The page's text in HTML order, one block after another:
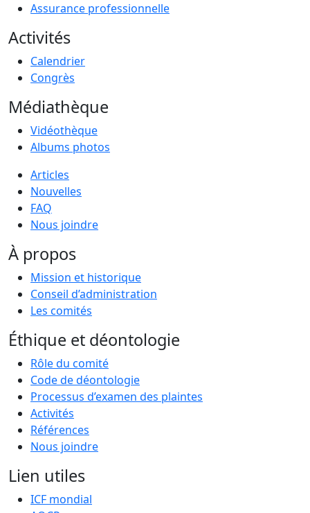
Assurance professionnelle
Activités
Calendrier
Congrès
Médiathèque
Vidéothèque
Albums photos
Articles
Nouvelles
FAQ
Nous joindre
À propos
Mission et historique
Conseil d’administration
Les comités
Éthique et déontologie
Rôle du comité
Code de déontologie
Processus d’examen des plaintes
Activités
Références
Nous joindre
Lien utiles
ICF mondial